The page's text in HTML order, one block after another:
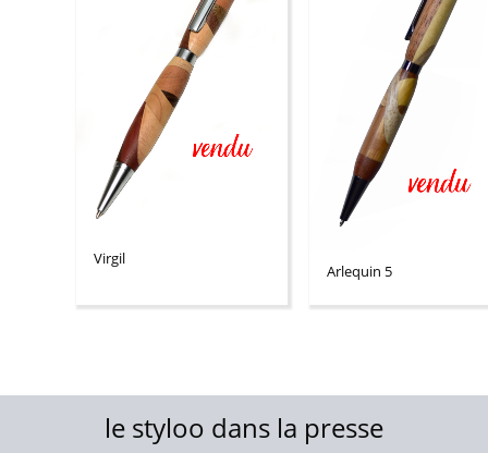
Virgil
Arlequin 5
le styloo dans la presse